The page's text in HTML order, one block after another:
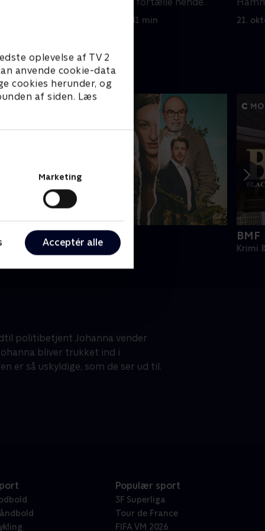
oplevelse af TV 2
anvende cookie-data
cookies herunder, og
af siden. Læs
Marketing
Acceptér alle
21. oktober 2025 • 41 min 21.
The Au Pair
& Spænding • 1 sæsoner
BMF
Krimi
politibetjent Johanna vender
bliver trukket ind i
er så uskyldige, som de ser ud til.
Populær sport
3F Superliga
Tour de France
FIFA VM 2026